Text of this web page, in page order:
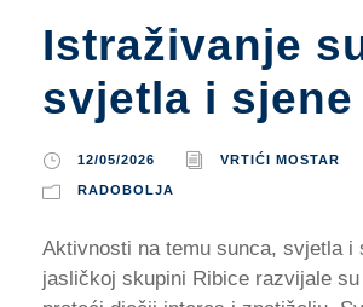
Istraživanje
svjetla i sjene
12/05/2026 VRTIĆI MOSTAR
RADOBOLJA
Aktivnosti na temu sunca, svjetla i
jasličkoj skupini Ribice razvijale